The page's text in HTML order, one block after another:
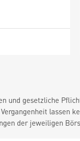
und gesetzliche
lassen
der jeweiligen